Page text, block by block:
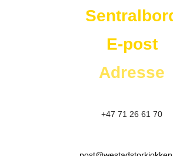
E-post
Adresse
+47 71 26 61 70